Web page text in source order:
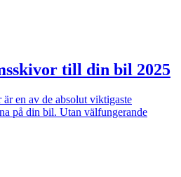
till din bil 2025
en av de absolut viktigaste
på din bil. Utan välfungerande